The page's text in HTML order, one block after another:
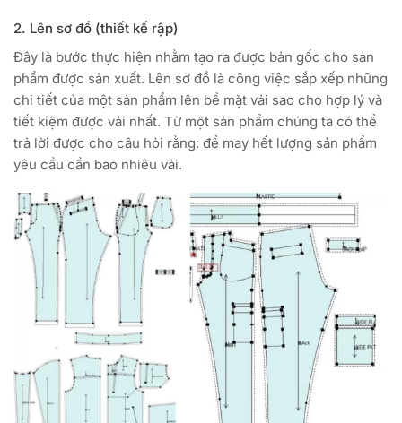
2. Lên sơ đồ (thiết kế rập)
Đây là bước thực hiện nhằm tạo ra được bản gốc cho sản
phẩm được sản xuất. Lên sơ đồ là công việc sắp xếp những
chi tiết của một sản phẩm lên bề mặt vải sao cho hợp lý và
tiết kiệm được vải nhất. Từ một sản phẩm chúng ta có thể
trả lời được cho câu hỏi rằng: để may hết lượng sản phẩm
yêu cầu cần bao nhiêu vải.